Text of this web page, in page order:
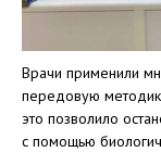
Врачи применили
передовую
это позволило
с помощью